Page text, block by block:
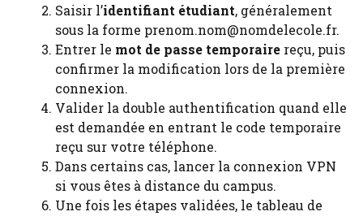
Saisir l’identifiant étudiant, généralement
sous la forme prenom.nom@nomdelecole.fr.
Entrer le mot de passe temporaire reçu, puis
confirmer la modification lors de la première
connexion.
Valider la double authentification quand elle
est demandée en entrant le code temporaire
reçu sur votre téléphone.
Dans certains cas, lancer la connexion VPN
si vous êtes à distance du campus.
Une fois les étapes validées, le tableau de